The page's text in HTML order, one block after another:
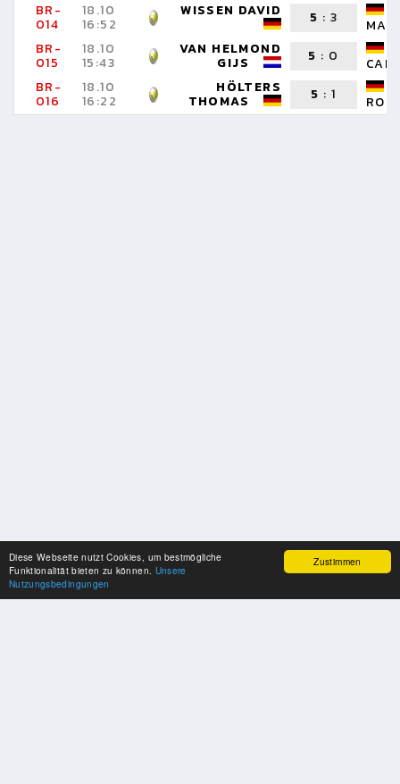
Zustimmen
Diese Webseite nutzt Cookies, um bestmögliche
Funktionalität bieten zu können. Unsere
Nutzungsbedingungen
BR-
014
18.10
16:52
WISSEN DAVID 5 : 3
BR-
015
18.10
15:43
VAN HELMOND
GIJS 5 : 0
BR-
016
18.10
16:22
HÖLTERS
THOMAS 5 :1